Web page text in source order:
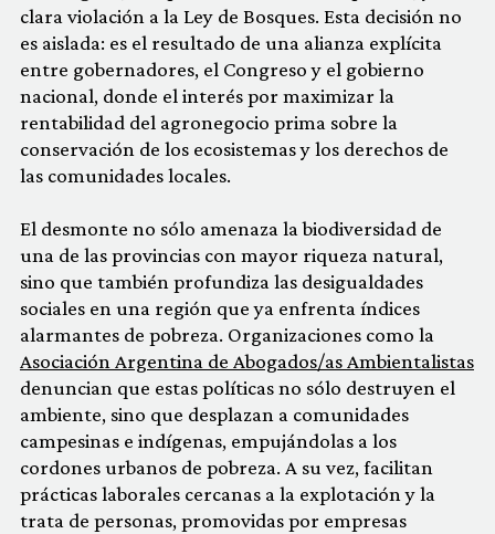
clara violación a la Ley de Bosques. Esta decisión no
es aislada: es el resultado de una alianza explícita
entre gobernadores, el Congreso y el gobierno
nacional, donde el interés por maximizar la
rentabilidad del agronegocio prima sobre la
conservación de los ecosistemas y los derechos de
las comunidades locales.
El desmonte no sólo amenaza la biodiversidad de
una de las provincias con mayor riqueza natural,
sino que también profundiza las desigualdades
sociales en una región que ya enfrenta índices
alarmantes de pobreza. Organizaciones como la
Asociación Argentina de Abogados/as Ambientalistas
denuncian que estas políticas no sólo destruyen el
ambiente, sino que desplazan a comunidades
campesinas e indígenas, empujándolas a los
cordones urbanos de pobreza. A su vez, facilitan
prácticas laborales cercanas a la explotación y la
trata de personas, promovidas por empresas